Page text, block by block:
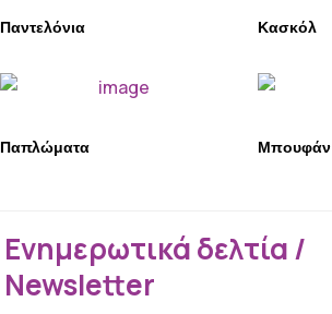
Παντελόνια Κασκόλ
Παπλώματα Μπουφάν
Ενημερωτικά δελτία /
Newsletter